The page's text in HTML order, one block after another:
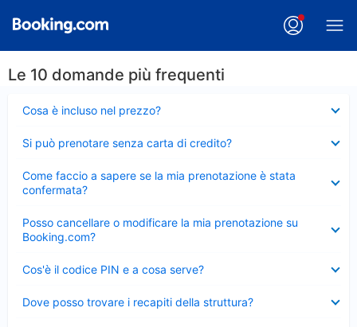
Le 10 domande più frequenti
Cosa è incluso nel prezzo?
chiuso
Si può prenotare senza carta di credito?
chiuso
Come faccio a sapere se la mia prenotazione è stata
confermata?
chiuso
Posso cancellare o modificare la mia prenotazione su
Booking.com?
chiuso
Cos'è il codice PIN e a cosa serve?
chiuso
Dove posso trovare i recapiti della struttura?
chiuso